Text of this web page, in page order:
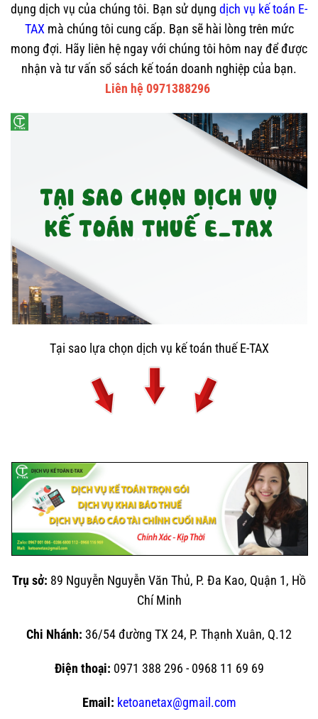
dụng dịch vụ của chúng tôi. Bạn sử dụng dịch vụ kế toán E-
TAX mà chúng tôi cung cấp. Bạn sẽ hài lòng trên mức
mong đợi. Hãy liên hệ ngay với chúng tôi hôm nay để được
nhận và tư vấn sổ sách kế toán doanh nghiệp của bạn.
Liên hệ 0971388296
Tại sao lựa chọn dịch vụ kế toán thuế E-TAX
Trụ sở: 89 Nguyễn Nguyễn Văn Thủ, P. Đa Kao, Quận 1, Hồ
Chí Minh
Chi Nhánh: 36/54 đường TX 24, P. Thạnh Xuân, Q.12
Điện thoại: 0971 388 296 - 0968 11 69 69
Email: ketoanetax@gmail.com